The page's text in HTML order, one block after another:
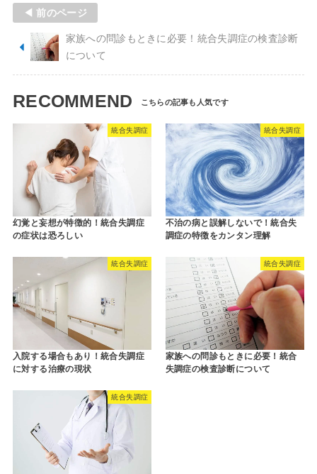
◀ 前のページ
家族への問診もときに必要！統合失調症の検査診断
について
RECOMMEND
統合失調症
幻覚と妄想が特徴的！統合失調症
の症状は恐ろしい
統合失調症
不治の病と誤解しないで！統合失
調症の特徴をカンタン理解
統合失調症
入院する場合もあり！統合失調症
に対する治療の現状
統合失調症
家族への問診もときに必要！統合
失調症の検査診断について
統合失調症